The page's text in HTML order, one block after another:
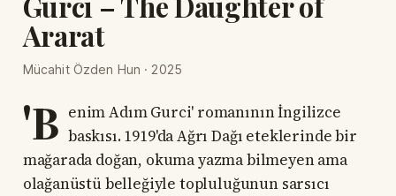
Ararat
Mücahit Özden Hun · 2025
'B enim Adım Gurci' romanının İngilizce
baskısı. 1919'da Ağrı Dağı eteklerinde bir
mağarada doğan, okuma yazma bilmeyen ama
olağanüstü belleğiyle topluluğunun sarsıcı